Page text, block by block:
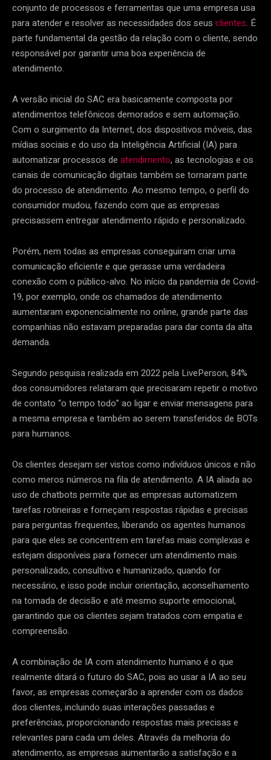
conjunto de processos e ferramentas que uma empresa usa
para atender e resolver as necessidades dos seus clientes. É
parte fundamental da gestão da relação com o cliente, sendo
responsável por garantir uma boa experiência de
atendimento.
A versão inicial do SAC era basicamente composta por
atendimentos telefônicos demorados e sem automação.
Com o surgimento da Internet, dos dispositivos móveis, das
mídias sociais e do uso da Inteligência Artificial (IA) para
automatizar processos de atendimento, as tecnologias e os
canais de comunicação digitais também se tornaram parte
do processo de atendimento. Ao mesmo tempo, o perfil do
consumidor mudou, fazendo com que as empresas
precisassem entregar atendimento rápido e personalizado.
Porém, nem todas as empresas conseguiram criar uma
comunicação eficiente e que gerasse uma verdadeira
conexão com o público-alvo. No início da pandemia de Covid-
19, por exemplo, onde os chamados de atendimento
aumentaram exponencialmente no online, grande parte das
companhias não estavam preparadas para dar conta da alta
demanda.
Segundo pesquisa realizada em 2022 pela LivePerson, 84%
dos consumidores relataram que precisaram repetir o motivo
de contato “o tempo todo” ao ligar e enviar mensagens para
a mesma empresa e também ao serem transferidos de BOTs
para humanos.
Os clientes desejam ser vistos como indivíduos únicos e não
como meros números na fila de atendimento. A IA aliada ao
uso de chatbots permite que as empresas automatizem
tarefas rotineiras e forneçam respostas rápidas e precisas
para perguntas frequentes, liberando os agentes humanos
para que eles se concentrem em tarefas mais complexas e
estejam disponíveis para fornecer um atendimento mais
personalizado, consultivo e humanizado, quando for
necessário, e isso pode incluir orientação, aconselhamento
na tomada de decisão e até mesmo suporte emocional,
garantindo que os clientes sejam tratados com empatia e
compreensão.
A combinação de IA com atendimento humano é o que
realmente ditará o futuro do SAC, pois ao usar a IA ao seu
favor, as empresas começarão a aprender com os dados
dos clientes, incluindo suas interações passadas e
preferências, proporcionando respostas mais precisas e
relevantes para cada um deles. Através da melhoria do
atendimento, as empresas aumentarão a satisfação e a